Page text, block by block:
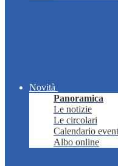
Novità
Panoramica
Le notizie
Le circolari
Calendario
Albo online